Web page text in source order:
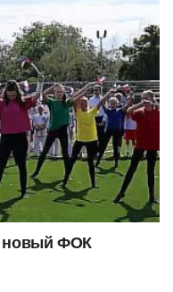
новый ФОК